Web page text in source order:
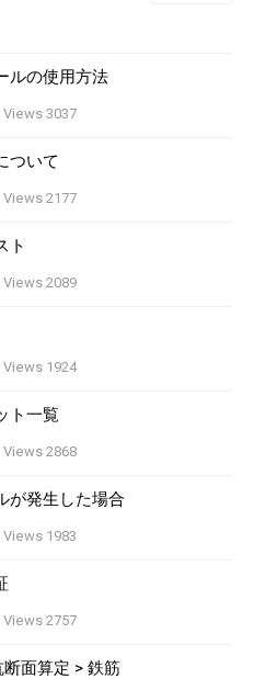
ルの使用方法
Views 3037
ついて
Views 2177
ト
Views 2089
Views 1924
ト一覧
Views 2868
が発生した場合
Views 1983
Views 2757
断面算定 > 鉄筋